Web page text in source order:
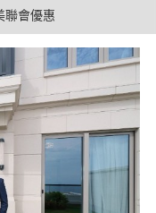
聯會優惠